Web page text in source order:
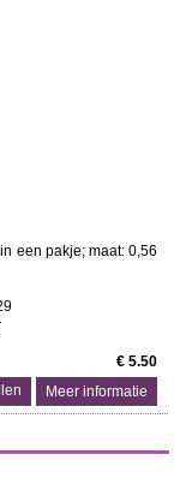
een pakje; maat: 0,56
€ 5.50
Meer informatie